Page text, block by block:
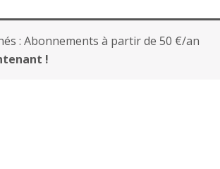
: Abonnements à partir de 50 €/an
!